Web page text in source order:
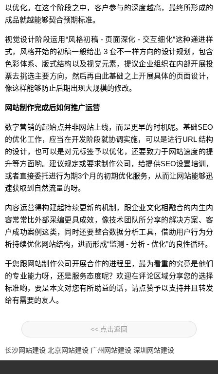
以优化。在这个阶段之中，客户参与的深度越高，最终所形成的
成品就越能够契合预期标准。
视觉设计阶段运用“风格初稿 - 页面深化 - 交互细化”这种递进样
式，风格开始的初稿一般给出 3 套不一样方向的设计规划，包含
色彩体系、版式结构以及视觉元素，提议企业组织在内部开展投
票去挑选主要方向，然后再由此基础之上开展具体的页面设计，
像这样能够防止后期出现大规模的修改。
网站制作完成后如何推广运营
数字营销的起始点并非网站上线，而是更早的时机呢。基础SEO
的优化工作，应当在开发阶段就协调实施，可以是进行URL 结构
的设计，也可以是对元标签予以优化，还要致力于网站速度的提
升等方面哟。建议规定或要求制作公司，给提供SEO设置培训，
或者直接委托进行为期3个月的初期优化服务，从而让网站能够迅
速获取到自然流量的呀。
内容运营得构建起持续更新的机制，跟企业文化相融合的内生内
容常常比外部采编更具成效，像技术团队所分享的解决方案、客
户成功案例这类，同时还要整合数据分析工具，借助用户行为分
析持续优化网站结构，进而形成“监测 - 分析 - 优化”的良性循环。
于您跟网站制作公司开展合作的进程里，最为看重的究竟是他们
的专业能力呀，还是服务态度呢？欢迎在评论区域分享您的选择
标准哟，要是本文对您有所助益的话，请点赞予以支持并且转发
给有需要的友人。
<< 点击返回
长沙网站建设 北京网站建设 广州网站建设 深圳网站建设